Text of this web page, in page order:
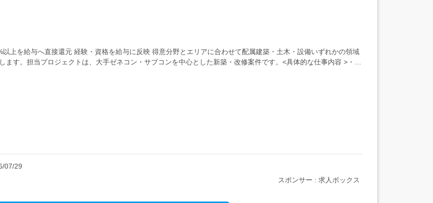
以上を給与へ直接還元 経験・資格を給与に反映 得意分野とエリアに合わせて配属建築・土木・設備いずれかの領域
ます。担当プロジェクトは、大手ゼネコン・サブコンを中心とした新築・改修案件です。<具体的な仕事内容 >・工
07/29
スポンサー : 求人ボックス